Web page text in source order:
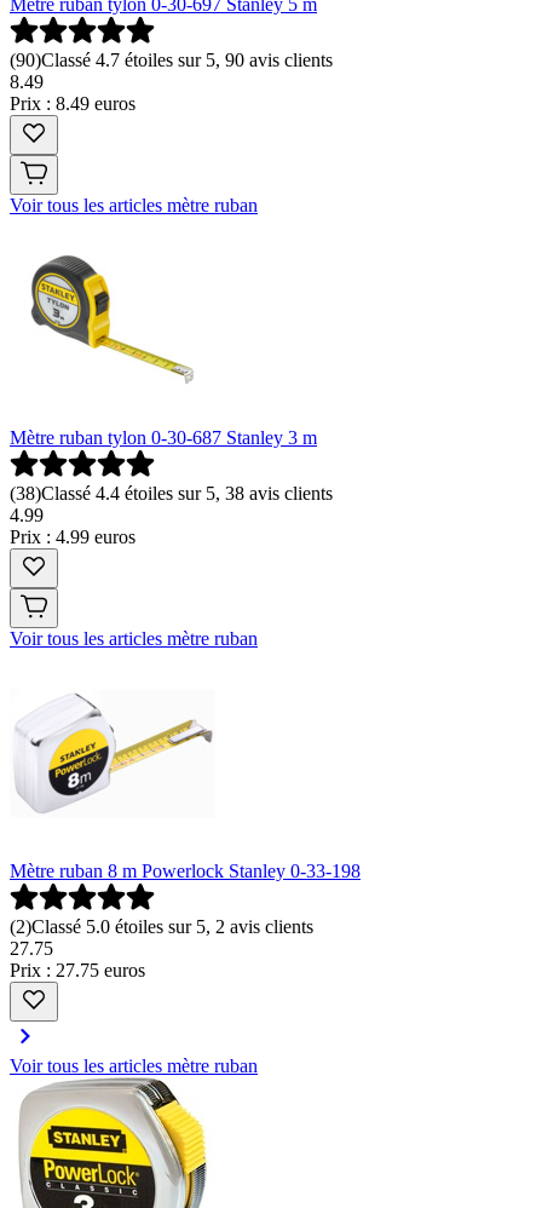
(90)Classé 4.7 étoiles sur 5, 90 avis clients
8.49
Prix : 8.49 euros
Voir tous les articles mètre ruban
Mètre ruban tylon 0-30-687 Stanley 3 m
(38)Classé 4.4 étoiles sur 5, 38 avis clients
4.99
Prix : 4.99 euros
Voir tous les articles mètre ruban
Mètre ruban 8 m Powerlock Stanley 0-33-198
(2)Classé 5.0 étoiles sur 5, 2 avis clients
27.75
Prix : 27.75 euros
Voir tous les articles mètre ruban